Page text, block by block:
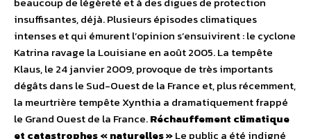
insuffisantes, déjà. Plusieurs épisodes climatiques
intenses et qui émurent l’opinion s’ensuivirent : le cyclone
Katrina ravage la Louisiane en août 2005. La tempête
Klaus, le 24 janvier 2009, provoque de très importants
dégâts dans le Sud-Ouest de la France et, plus récemment,
la meurtrière tempête Xynthia a dramatiquement frappé
le Grand Ouest de la France.Réchauffement climatique
et catastrophes « naturelles »Le public a été indigné